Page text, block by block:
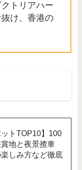
トリアハー
け、香港の
ットTOP10】100
地と夜景揸車
楽しみ方など徹底